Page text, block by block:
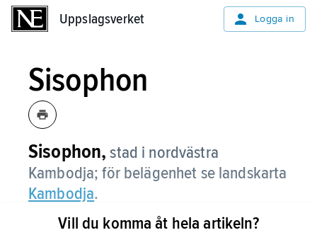
Uppslagsverket Logga in
Sisophon
Sisophon, stad i nordvästra
Kambodja; för belägenhet se landskarta
Kambodja.
Vill du komma åt hela artikeln?